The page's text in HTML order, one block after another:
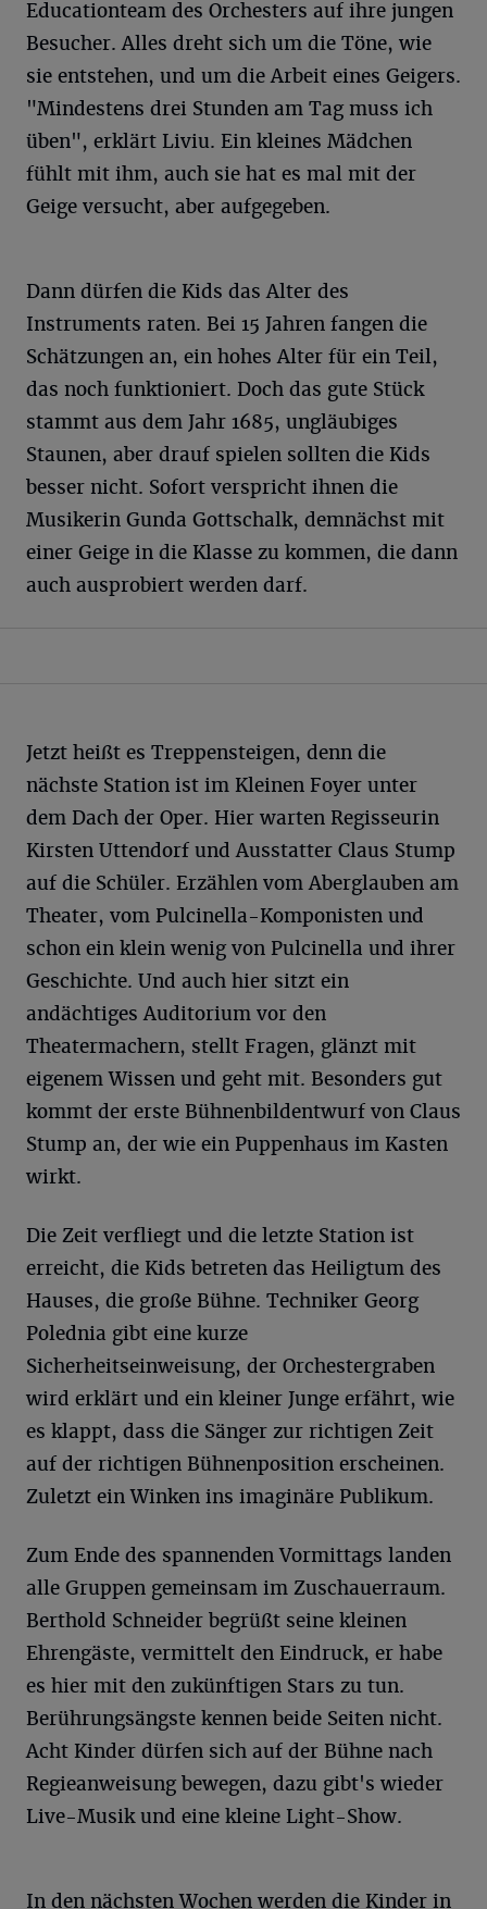
Educationteam des Orchesters auf ihre jungen
Besucher. Alles dreht sich um die Töne, wie
sie entstehen, und um die Arbeit eines Geigers.
"Mindestens drei Stunden am Tag muss ich
üben", erklärt Liviu. Ein kleines Mädchen
fühlt mit ihm, auch sie hat es mal mit der
Geige versucht, aber aufgegeben.
Dann dürfen die Kids das Alter des
Instruments raten. Bei 15 Jahren fangen die
Schätzungen an, ein hohes Alter für ein Teil,
das noch funktioniert. Doch das gute Stück
stammt aus dem Jahr 1685, ungläubiges
Staunen, aber drauf spielen sollten die Kids
besser nicht. Sofort verspricht ihnen die
Musikerin Gunda Gottschalk, demnächst mit
einer Geige in die Klasse zu kommen, die dann
auch ausprobiert werden darf.
Jetzt heißt es Treppensteigen, denn die
nächste Station ist im Kleinen Foyer unter
dem Dach der Oper. Hier warten Regisseurin
Kirsten Uttendorf und Ausstatter Claus Stump
auf die Schüler. Erzählen vom Aberglauben am
Theater, vom Pulcinella-Komponisten und
schon ein klein wenig von Pulcinella und ihrer
Geschichte. Und auch hier sitzt ein
andächtiges Auditorium vor den
Theatermachern, stellt Fragen, glänzt mit
eigenem Wissen und geht mit. Besonders gut
kommt der erste Bühnenbildentwurf von Claus
Stump an, der wie ein Puppenhaus im Kasten
wirkt.
Die Zeit verfliegt und die letzte Station ist
erreicht, die Kids betreten das Heiligtum des
Hauses, die große Bühne. Techniker Georg
Polednia gibt eine kurze
Sicherheitseinweisung, der Orchestergraben
wird erklärt und ein kleiner Junge erfährt, wie
es klappt, dass die Sänger zur richtigen Zeit
auf der richtigen Bühnenposition erscheinen.
Zuletzt ein Winken ins imaginäre Publikum.
Zum Ende des spannenden Vormittags landen
alle Gruppen gemeinsam im Zuschauerraum.
Berthold Schneider begrüßt seine kleinen
Ehrengäste, vermittelt den Eindruck, er habe
es hier mit den zukünftigen Stars zu tun.
Berührungsängste kennen beide Seiten nicht.
Acht Kinder dürfen sich auf der Bühne nach
Regieanweisung bewegen, dazu gibt's wieder
Live-Musik und eine kleine Light-Show.
In den nächsten Wochen werden die Kinder in